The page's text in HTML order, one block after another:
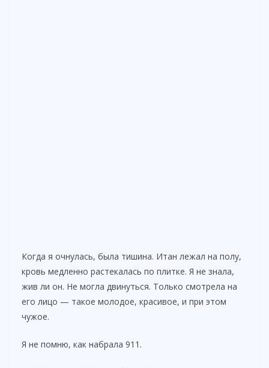
Когда я очнулась, была тишина. Итан лежал на полу,
кровь медленно растекалась по плитке. Я не знала,
жив ли он. Не могла двинуться. Только смотрела на
его лицо — такое молодое, красивое, и при этом
чужое.
Я не помню, как набрала 911.